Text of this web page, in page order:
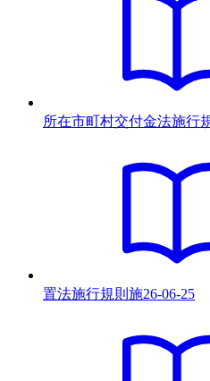
所在市町村交付金法施行
置法施行規則 施26-06-25